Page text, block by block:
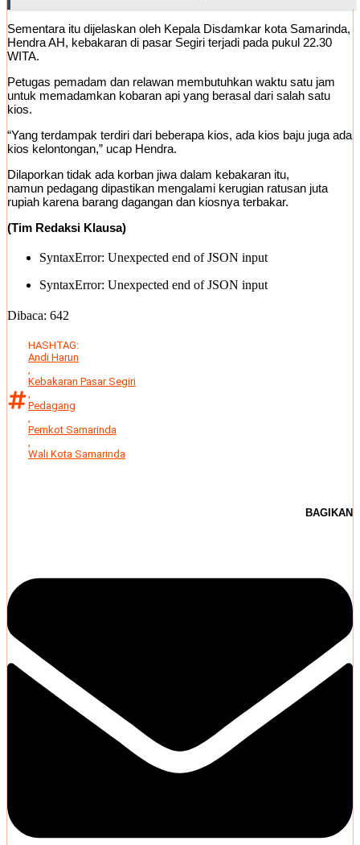
Sementara itu dijelaskan oleh Kepala Disdamkar kota Samarinda,
Hendra AH, kebakaran di pasar Segiri terjadi pada pukul 22.30
WITA.
Petugas pemadam dan relawan membutuhkan waktu satu jam
untuk memadamkan kobaran api yang berasal dari salah satu
kios.
“Yang terdampak terdiri dari beberapa kios, ada kios baju juga ada
kios kelontongan,” ucap Hendra.
Dilaporkan tidak ada korban jiwa dalam kebakaran itu,
namun pedagang dipastikan mengalami kerugian ratusan juta
rupiah karena barang dagangan dan kiosnya terbakar.
(Tim Redaksi Klausa)
SyntaxError: Unexpected end of JSON input
SyntaxError: Unexpected end of JSON input
Dibaca: 642
HASHTAG:
Andi Harun
,
Kebakaran Pasar Segiri
,
Pedagang
,
Pemkot Samarinda
,
Wali Kota Samarinda
BAGIKAN